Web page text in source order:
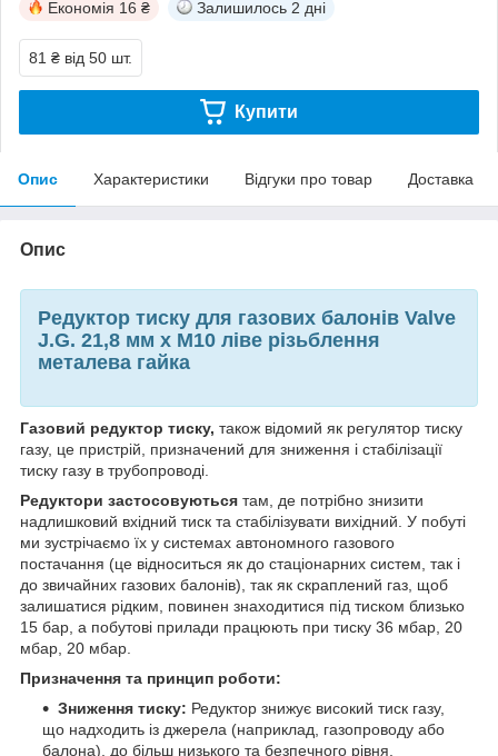
Економія 16 ₴ Залишилось 2 дні
81 ₴ від 50 шт.
Купити
Опис Характеристики Відгуки про товар Доставка
Опис
Редуктор тиску для газових балонів Valve
J.G. 21,8 мм х М10 ліве різьблення
металева гайка
Газовий редуктор тиску, також відомий як регулятор тиску
газу, це пристрій, призначений для зниження і стабілізації
тиску газу в трубопроводі.
Редуктори застосовуються там, де потрібно знизити
надлишковий вхідний тиск та стабілізувати вихідний. У побуті
ми зустрічаємо їх у системах автономного газового
постачання (це відноситься як до стаціонарних систем, так і
до звичайних газових балонів), так як скраплений газ, щоб
залишатися рідким, повинен знаходитися під тиском близько
15 бар, а побутові прилади працюють при тиску 36 мбар, 20
мбар, 20 мбар.
Призначення та принцип роботи:
Зниження тиску: Редуктор знижує високий тиск газу,
що надходить із джерела (наприклад, газопроводу або
балона), до більш низького та безпечного рівня,